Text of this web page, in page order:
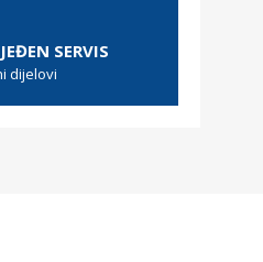
SERVIS
dijelovi